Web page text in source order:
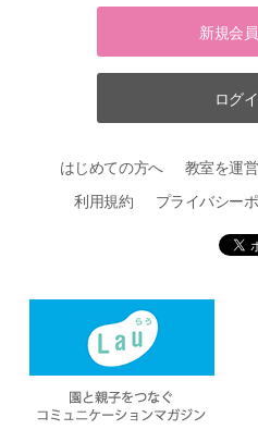
新規会
ログ
はじめての方へ 教室を運
利用規約
プライバシー